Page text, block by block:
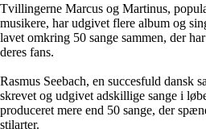
Tvillingerne Marcus og Martinus,
musikere, har udgivet flere album og
lavet omkring 50 sange sammen, der
deres fans.
Rasmus Seebach, en succesfuld dansk
skrevet og udgivet adskillige sange i
produceret mere end 50 sange, der
stilarter.